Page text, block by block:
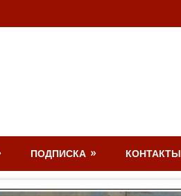
ПОДПИСКА КОНТАКТЫ